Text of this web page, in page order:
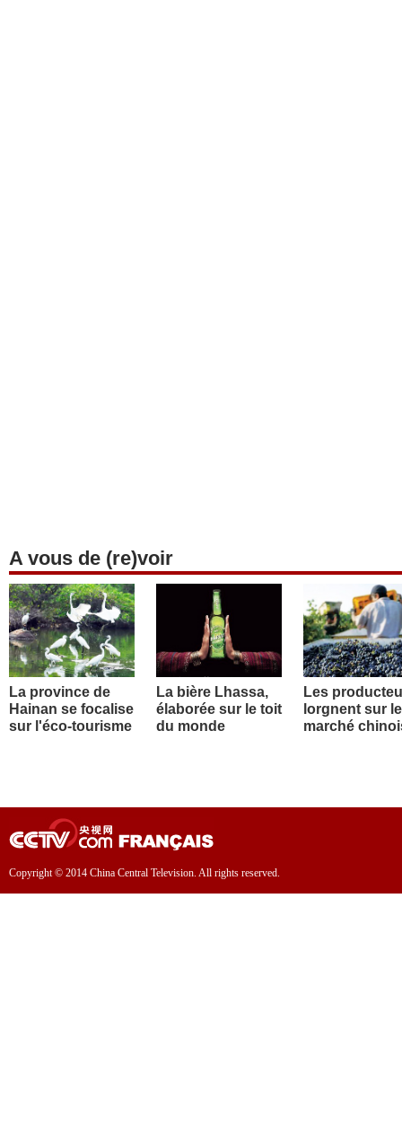
A vous de (re)voir
La province de
Hainan se focalise
sur l'éco-tourisme
La bière Lhassa,
élaborée sur le toit
du monde
Les
lorgnent sur le
marché
Copyright © 2014 China Central Television. All rights reserved.